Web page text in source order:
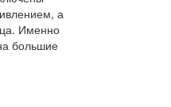
а
Именно
большие